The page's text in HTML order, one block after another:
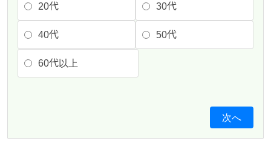
20代 30代
40代 50代
60代以上
次へ